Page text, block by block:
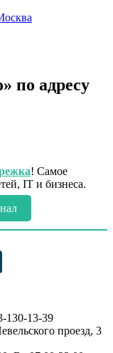
по адресу
! Самое
IT и бизнеса.
130-13-39
проезд, 3